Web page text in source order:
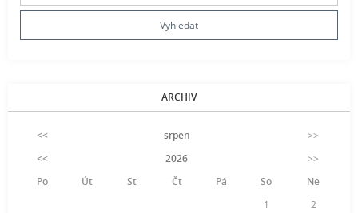
ARCHIV
<< srpen
>>
<<
2026
>>
Po
Út St Čt Pá So
Ne
1
2